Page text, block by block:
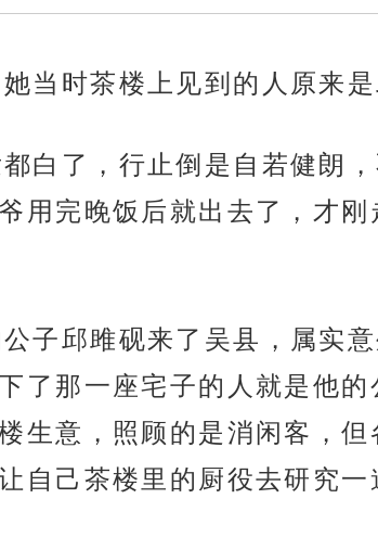
当时茶楼上见到的人原来是
白了，行止倒是自若健朗
用完晚饭后就出去了，才刚
子邱雎砚来了吴县，属实
了那一座宅子的人就是他的
生意，照顾的是消闲客，但
自己茶楼里的厨役去研究一